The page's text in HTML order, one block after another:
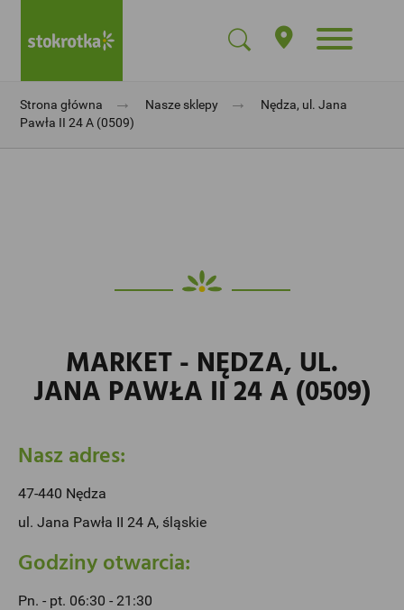
Strona główna → Nasze sklepy →
Nędza, ul. Jana
Pawła II 24 A (0509)
MARKET - NĘDZA, UL.
JANA PAWŁA II 24 A (0509)
Nasz adres:
47-440 Nędza
ul. Jana Pawła II 24 A, śląskie
Godziny otwarcia:
Pn. - pt. 06:30 - 21:30